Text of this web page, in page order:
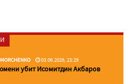
03.06.2026, 23:29
убит Исомитдин Акбаров